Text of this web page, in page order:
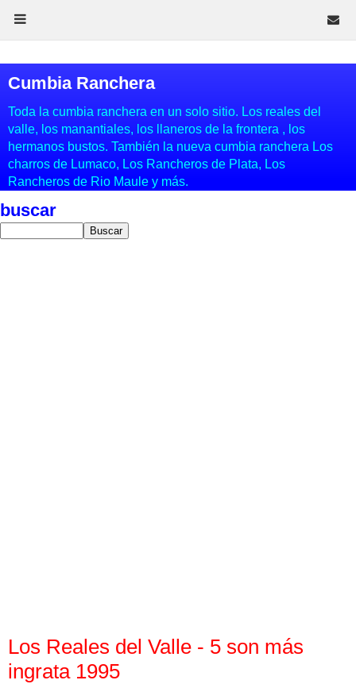
Cumbia Ranchera
Toda la cumbia ranchera en un solo sitio. Los reales del
valle, los manantiales, los llaneros de la frontera , los
hermanos bustos. También la nueva cumbia ranchera Los
charros de Lumaco, Los Rancheros de Plata, Los
Rancheros de Rio Maule y más.
buscar
Los Reales del Valle - 5 son más
ingrata 1995